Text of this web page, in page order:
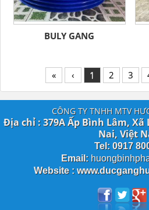
BULY GANG
« ‹ 1 2 3
CÔNG TY TNHH MTV
Địa chỉ : 379A Ấp Bình Lâm,
Nai, Việt
Tel: 0917
Email:
Website :